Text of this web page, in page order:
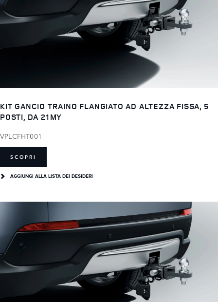
KIT GANCIO TRAINO FLANGIATO AD ALTEZZA FISSA, 5
POSTI, DA 21MY
VPLCFHT001
SCOPRI
AGGIUNGI ALLA LISTA DEI DESIDERI